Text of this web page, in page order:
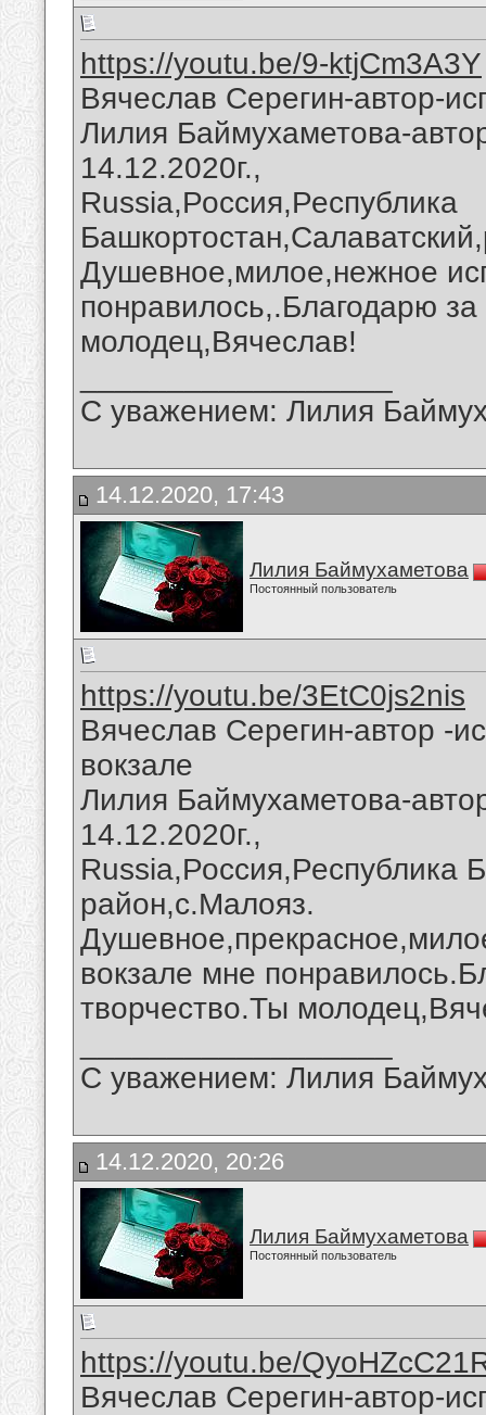
https://youtu.be/9-ktjCm3A3Y
Вячеслав Серегин-автор-
Лилия Баймухаметова-
14.12.2020г.,
Russia,Россия,Республика
Душевное,милое,нежное
понравилось,.Благодарю
молодец,Вячеслав!
С уважением: Лилия
14.12.2020, 17:43
Лилия Баймухаметова
Постоянный пользователь
https://youtu.be/3EtC0js2nis
Вячеслав Серегин-автор -
вокзале
Лилия Баймухаметова-
14.12.2020г.,
Russia,Россия,Республика
район,с.Малояз.
вокзале мне
творчество.Ты
С уважением: Лилия
14.12.2020, 20:26
Лилия Баймухаметова
Постоянный пользователь
https://youtu.be/
Вячеслав Серегин-автор-